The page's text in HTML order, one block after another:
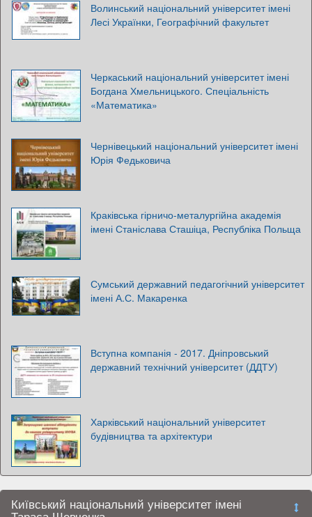
Волинський національний університет імені
Лесі Українки, Географічний факультет
Черкаський національний університет імені
Богдана Хмельницького. Спеціальність
«Математика»
Чернівецький національний університет імені
Юрія Федьковича
Краківська гірничо-металургійна академія
імені Станіслава Сташіца, Республіка Польща
Сумський державний педагогічний університет
імені А.С. Макаренка
Вступна компанія - 2017. Дніпровський
державний технічний університет (ДДТУ)
Харківський національний університет
будівництва та архітектури
Київський національний університет імені